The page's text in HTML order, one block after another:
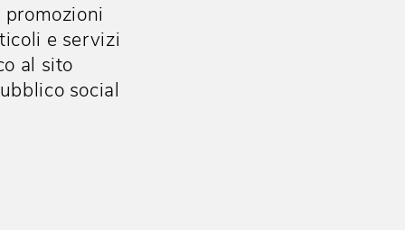
e servizi
al sito
social